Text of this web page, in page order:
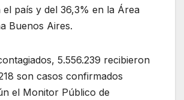
país y del 36,3% en la Área
Buenos Aires.
5.556.239 recibieron
son casos confirmados
el Monitor Público de